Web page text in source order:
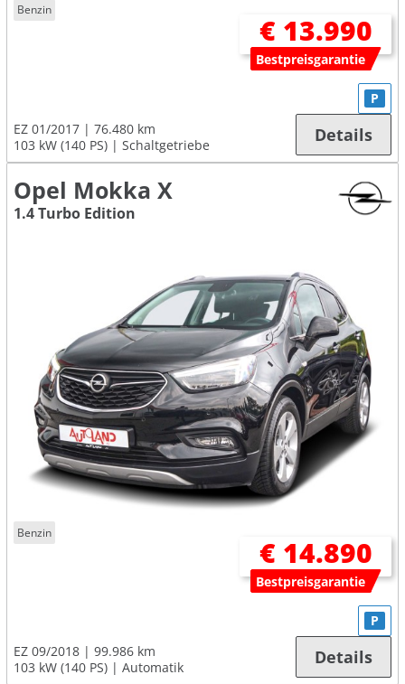
Benzin
€ 13.990
Bestpreisgarantie
EZ 01/2017
76.480 km
103 kW (140 PS)
Schaltgetriebe
P
Details
Opel Mokka X
1.4 Turbo Edition
Benzin
€ 14.890
Bestpreisgarantie
EZ 09/2018
99.986 km
103 kW (140 PS)
Automatik
P
Details